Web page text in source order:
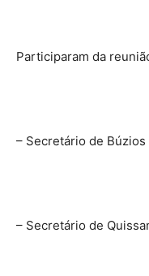
Participaram da
– Secretário de
– Secretário de